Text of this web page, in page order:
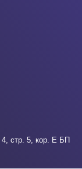
стр. 5, кор. Е БП